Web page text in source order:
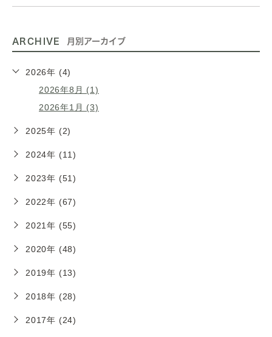
ARCHIVE 月別アーカイブ
2026年 (4)
2026年8月 (1)
2026年1月 (3)
2025年 (2)
2024年 (11)
2023年 (51)
2022年 (67)
2021年 (55)
2020年 (48)
2019年 (13)
2018年 (28)
2017年 (24)